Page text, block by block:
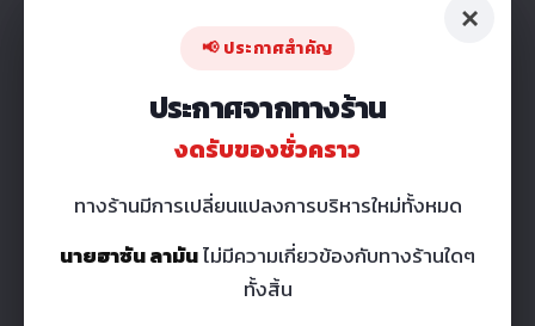
×
📢 ประกาศสำคัญ
ประกาศจากทางร้าน
งดรับของชั่วคราว
ทางร้านมีการเปลี่ยนแปลงการบริหารใหม่ทั้งหมด
นายฮาซัน ลามันไม่มีความเกี่ยวข้องกับทางร้านใดๆ
ทั้งสิ้น